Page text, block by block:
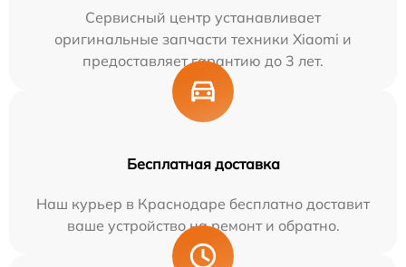
Сервисный центр устанавливает
оригинальные запчасти техники Xiaomi и
предоставляет гарантию до 3 лет.
Бесплатная доставка
Наш курьер в Краснодаре бесплатно доставит
ваше устройство на ремонт и обратно.